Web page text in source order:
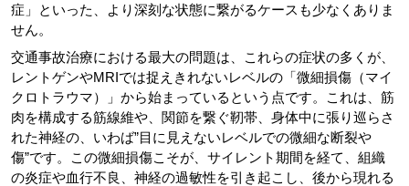
症」といった、より深刻な状態に繋がるケースも少なくありま
せん。
交通事故治療における最大の問題は、これらの症状の多くが、
レントゲンやMRIでは捉えきれないレベルの「微細損傷（マイ
クロトラウマ）」から始まっているという点です。これは、筋
肉を構成する筋線維や、関節を繋ぐ靭帯、身体中に張り巡らさ
れた神経の、いわば”目に見えないレベルでの微細な断裂や
傷”です。この微細損傷こそが、サイレント期間を経て、組織
の炎症や血行不良、神経の過敏性を引き起こし、後から現れる